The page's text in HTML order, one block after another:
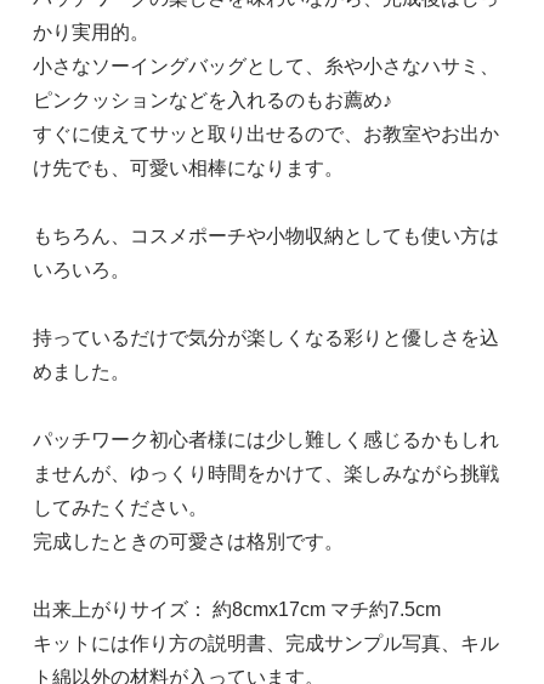
かり実用的。
小さなソーイングバッグとして、糸や小さなハサミ、
ピンクッションなどを入れるのもお薦め♪
すぐに使えてサッと取り出せるので、お教室やお出か
け先でも、可愛い相棒になります。
もちろん、コスメポーチや小物収納としても使い方は
いろいろ。
持っているだけで気分が楽しくなる彩りと優しさを込
めました。
パッチワーク初心者様には少し難しく感じるかもしれ
ませんが、ゆっくり時間をかけて、楽しみながら挑戦
してみたください。
完成したときの可愛さは格別です。
出来上がりサイズ： 約8cmx17cm マチ約7.5cm
キットには作り方の説明書、完成サンプル写真、キル
ト綿以外の材料が入っています。